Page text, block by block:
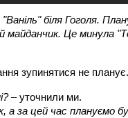
біля Гоголя.
майданчик. Це минула
зупинятися не планує.
– уточнили ми.
за цей час плануємо